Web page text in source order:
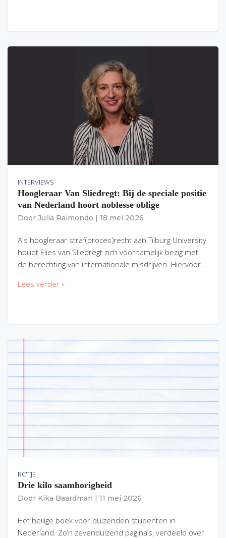
INTERVIEWS
Hoogleraar Van Sliedregt: Bij de speciale positie
van Nederland hoort noblesse oblige
Door Julia Raimondo 18 mei 2026
Als hoogleraar straf(proces)recht aan Tilburg University
houdt Elies van Sliedregt zich voornamelijk bezig met
de berechting van internationale misdrijven. Hiervoor…
Lees verder »
RC'TJE
Drie kilo saamhorigheid
Door Kika Baardman 11 mei 2026
Het heilige boek voor duizenden studenten in
Nederland. Zo’n zevenduizend pagina’s, verdeeld over